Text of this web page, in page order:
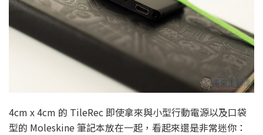
4cm x 4cm 的 TileRec 即使拿來與小型行動電源以及口袋
型的 Moleskine 筆記本放在一起，看起來還是非常迷你：